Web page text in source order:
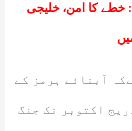
خطے کا امن، خلیجی
آبنائے ہرمز کے
اکتوبر تک جنگ